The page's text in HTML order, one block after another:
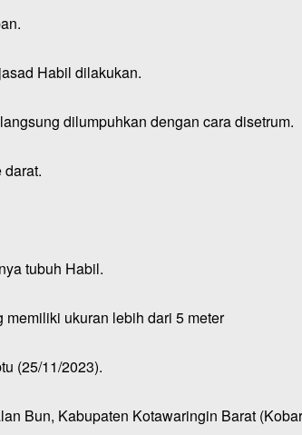
Habil dilakukan.
dilumpuhkan dengan cara disetrum.
tubuh Habil.
ukuran lebih dari 5 meter
(25/11/2023).
Bun, Kabupaten Kotawaringin Barat